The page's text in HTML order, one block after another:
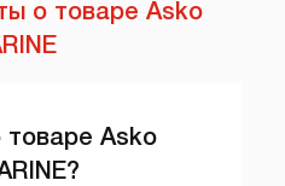
о товаре Asko
товаре Asko